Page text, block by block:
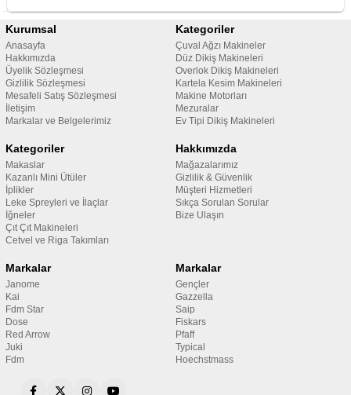
Kurumsal
Anasayfa
Hakkımızda
Üyelik Sözleşmesi
Gizlilik Sözleşmesi
Mesafeli Satış Sözleşmesi
İletişim
Markalar ve Belgelerimiz
Kategoriler
Çuval Ağzı Makineler
Düz Dikiş Makineleri
Overlok Dikiş Makineleri
Kartela Kesim Makineleri
Makine Motorları
Mezuralar
Ev Tipi Dikiş Makineleri
Kategoriler
Makaslar
Kazanlı Mini Ütüler
İplikler
Leke Spreyleri ve İlaçlar
İğneler
Çıt Çıt Makineleri
Cetvel ve Riga Takımları
Hakkımızda
Mağazalarımız
Gizlilik & Güvenlik
Müşteri Hizmetleri
Sıkça Sorulan Sorular
Bize Ulaşın
Markalar
Janome
Kai
Fdm Star
Dose
Red Arrow
Juki
Fdm
Markalar
Gençler
Gazzella
Saip
Fiskars
Pfaff
Typical
Hoechstmass